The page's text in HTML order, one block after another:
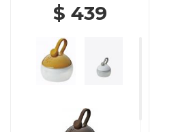
$ 439